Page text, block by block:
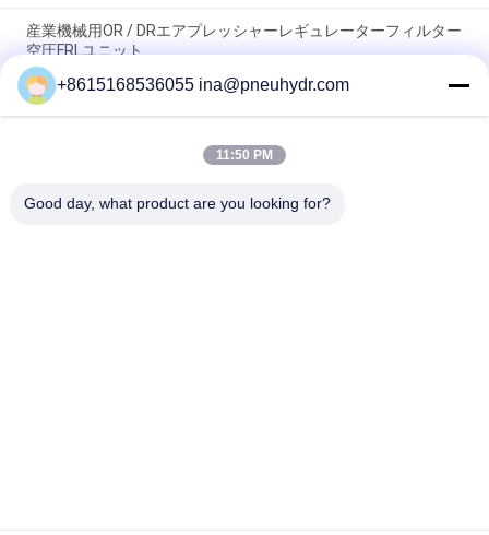
産業機械用OR / DRエアプレッシャーレギュレーターフィルター
空圧FRLユニット
精密電子空気調節器 G1/8 1/4 3/8 1/2 パネウマティック部品
IR2000
パネウマティックエアフィルター調節器 潤滑器 Gスレッド 1 1 /
+8615168536055 ina@pneuhydr.com
11:50 PM
Good day, what product are you looking for?